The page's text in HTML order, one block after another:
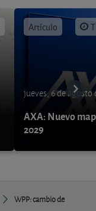
Artículo
jueves, 6 de agosto
AXA: Nuevo
2029
WPP: cambio de